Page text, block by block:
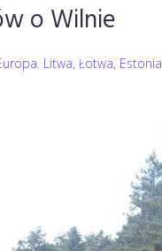
o Wilnie
, Litwa, Łotwa, Estonia